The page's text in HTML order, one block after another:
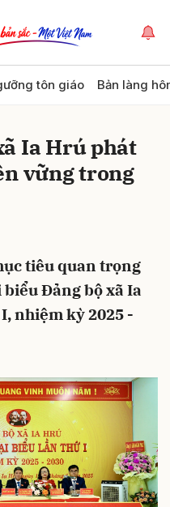
tôn giáo Bản làng
Ia Hrú phát
vững trong
tiêu quan trọng
Đảng bộ xã Ia
nhiệm kỳ 2025 -